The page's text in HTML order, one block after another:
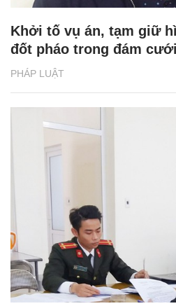
PHÁP LUẬT
Khởi tố vụ án, tạm giữ
đốt pháo trong đám